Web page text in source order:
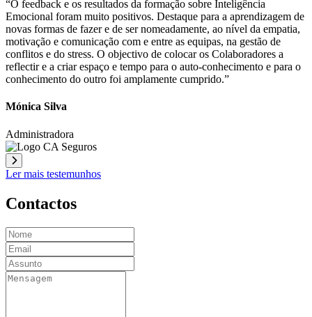
“O feedback e os resultados da formação sobre Inteligência
Emocional foram muito positivos. Destaque para a aprendizagem de
novas formas de fazer e de ser nomeadamente, ao nível da empatia,
motivação e comunicação com e entre as equipas, na gestão de
conflitos e do stress. O objectivo de colocar os Colaboradores a
reflectir e a criar espaço e tempo para o auto-conhecimento e para o
conhecimento do outro foi amplamente cumprido.”
Mónica Silva
Administradora
Ler mais testemunhos
Contactos